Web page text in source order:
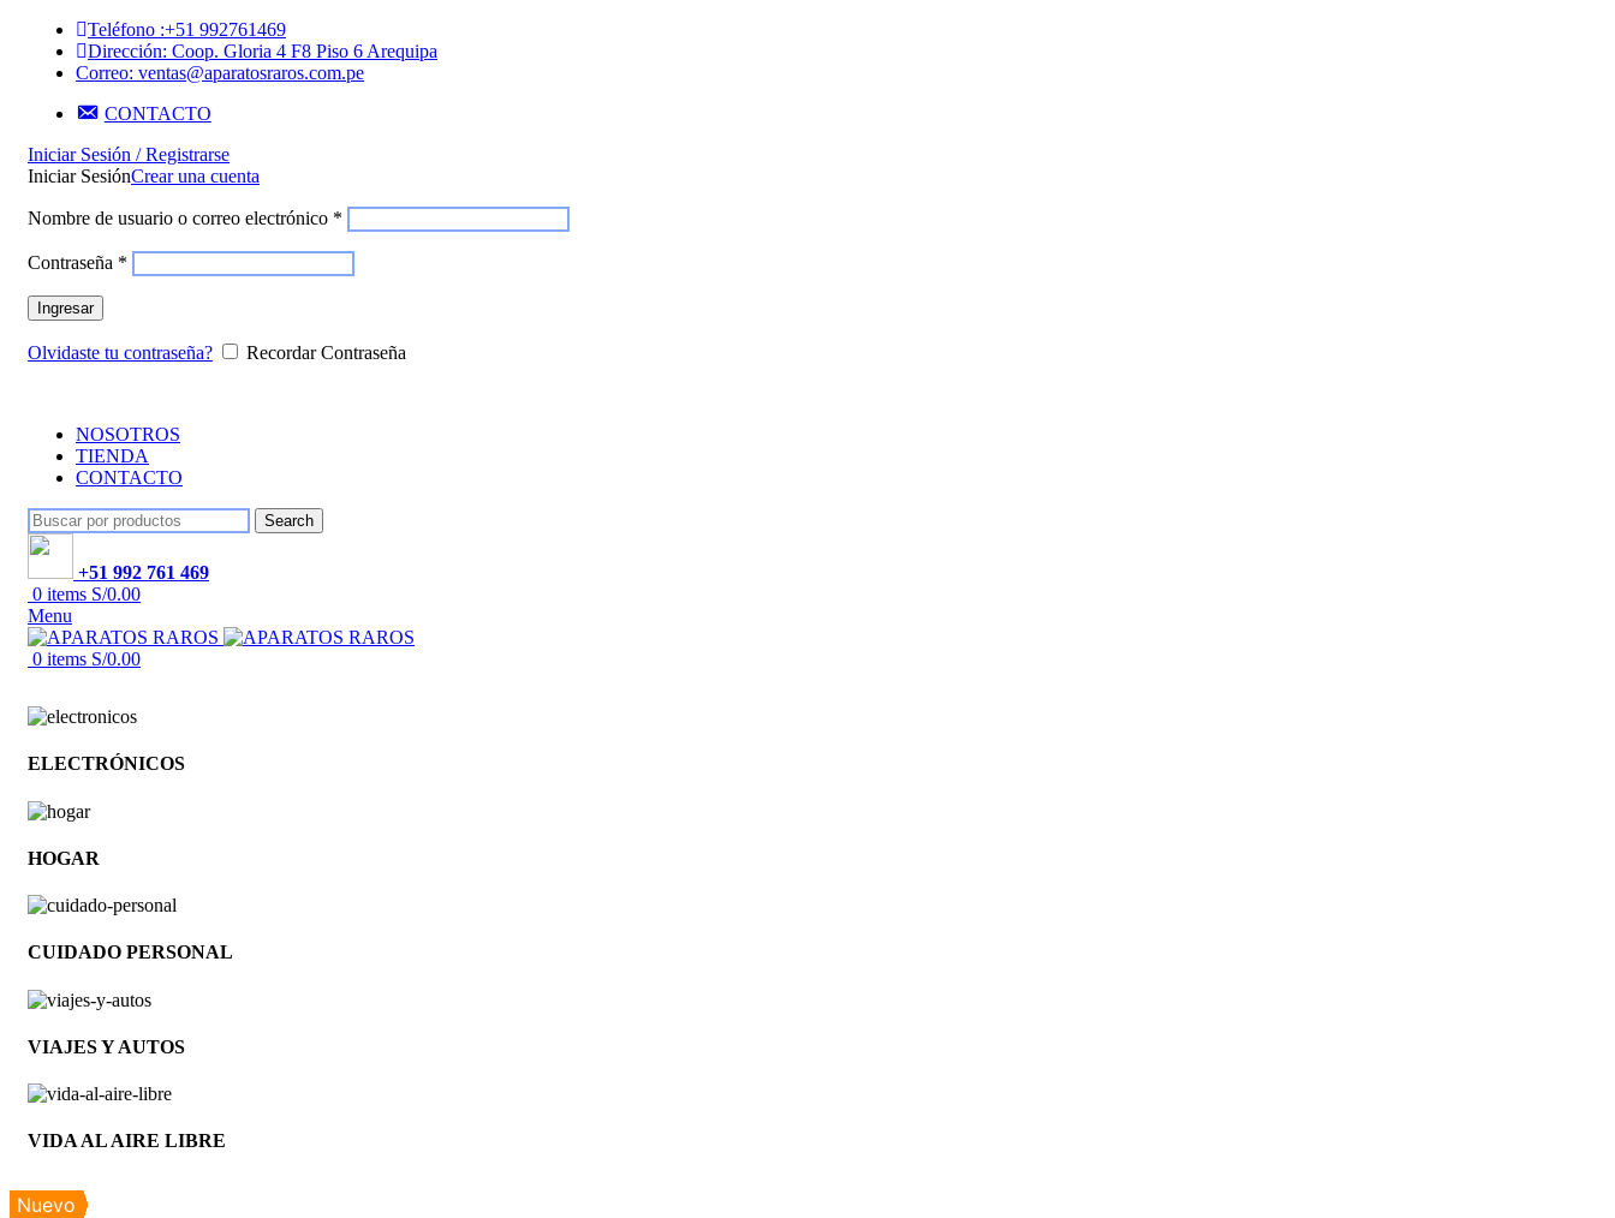
Teléfono :+51 992761469
Dirección: Coop. Gloria 4 F8 Piso 6 Arequipa
Correo: ventas@aparatosraros.com.pe
CONTACTO
Iniciar Sesión / Registrarse
Iniciar SesiónCrear una cuenta
Nombre de usuario o correo electrónico *
Contraseña *
Ingresar
Olvidaste tu contraseña? Recordar Contraseña
NOSOTROS
TIENDA
CONTACTO
Search
+51 992 761 469
0 items S/0.00
Menu
0 items S/0.00
ELECTRÓNICOS
HOGAR
CUIDADO PERSONAL
VIAJES Y AUTOS
VIDA AL AIRE LIBRE
Nuevo
Nuevo
Nuevo
Nuevo
Nuevo
Nuevo
Nuevo
Nuevo
Nuevo
Nuevo
Nuevo